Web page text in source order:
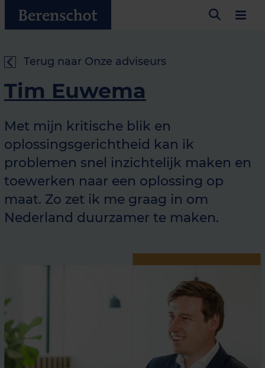
Terug naar Onze adviseurs
Tim Euwema
Met mijn kritische blik en
oplossingsgerichtheid kan ik
problemen snel inzichtelijk maken en
toewerken naar een oplossing op
maat. Zo zet ik me graag in om
Nederland duurzamer te maken.